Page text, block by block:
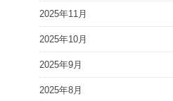
2025年11月
2025年10月
2025年9月
2025年8月